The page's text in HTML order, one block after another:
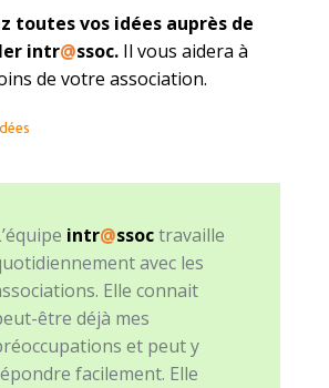
toutes vos idées auprès de
intr@ssoc.Il vous aidera à
de votre association.
intr@ssoctravaille
avec les
Elle connait
être déjà mes
et peut y
facilement. Elle